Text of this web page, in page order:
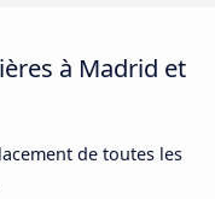
à Madrid et
de toutes les